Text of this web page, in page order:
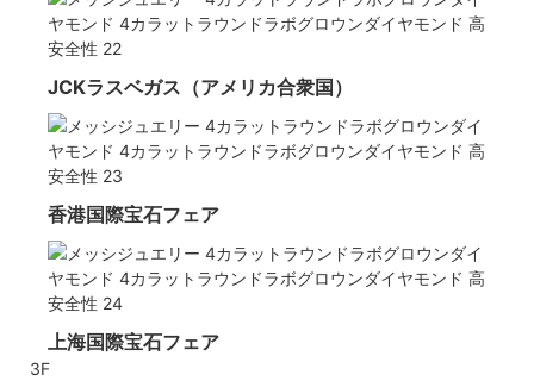
JCKラスベガス（アメリカ合衆国）
香港国際宝石フェア
上海国際宝石フェア
3F